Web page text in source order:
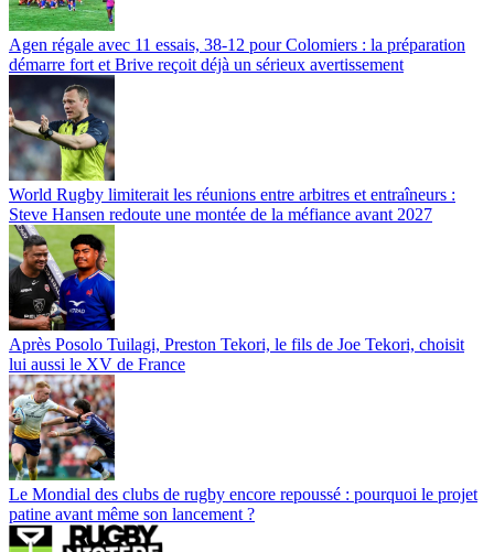
Agen régale avec 11 essais, 38-12 pour Colomiers : la préparation
démarre fort et Brive reçoit déjà un sérieux avertissement
World Rugby limiterait les réunions entre arbitres et entraîneurs :
Steve Hansen redoute une montée de la méfiance avant 2027
Après Posolo Tuilagi, Preston Tekori, le fils de Joe Tekori, choisit
lui aussi le XV de France
Le Mondial des clubs de rugby encore repoussé : pourquoi le projet
patine avant même son lancement ?